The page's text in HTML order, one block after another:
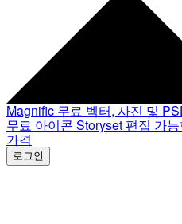
Magnific 무료 벡터, 사진 및
무료 아이콘 Storyset 편집 가
가격
로그인